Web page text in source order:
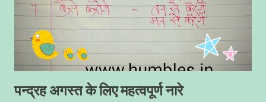
पन्द्रह अगस्त के लिए महत्वपूर्ण नारे